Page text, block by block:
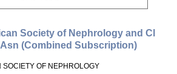
Society of Nephrology and Cl
(Combined Subscription)
SOCIETY OF NEPHROLOGY